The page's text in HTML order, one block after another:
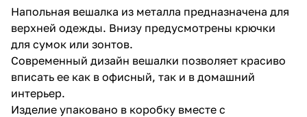
Напольная вешалка из металла предназначена для
верхней одежды. Внизу предусмотрены крючки
для сумок или зонтов.
Современный дизайн вешалки позволяет красиво
вписать ее как в офисный, так и в домашний
интерьер.
Изделие упаковано в коробку вместе с